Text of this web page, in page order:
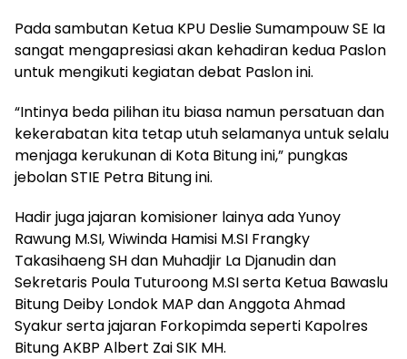
Pada sambutan Ketua KPU Deslie Sumampouw SE Ia
sangat mengapresiasi akan kehadiran kedua Paslon
untuk mengikuti kegiatan debat Paslon ini.
“Intinya beda pilihan itu biasa namun persatuan dan
kekerabatan kita tetap utuh selamanya untuk selalu
menjaga kerukunan di Kota Bitung ini,” pungkas
jebolan STIE Petra Bitung ini.
Hadir juga jajaran komisioner lainya ada Yunoy
Rawung M.SI, Wiwinda Hamisi M.SI Frangky
Takasihaeng SH dan Muhadjir La Djanudin dan
Sekretaris Poula Tuturoong M.SI serta Ketua Bawaslu
Bitung Deiby Londok MAP dan Anggota Ahmad
Syakur serta jajaran Forkopimda seperti Kapolres
Bitung AKBP Albert Zai SIK MH.